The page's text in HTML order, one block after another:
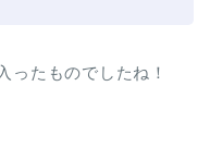
ったものでしたね！